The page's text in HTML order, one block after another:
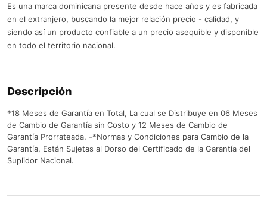
Es una marca dominicana presente desde hace años y es fabricada
en el extranjero, buscando la mejor relación precio - calidad, y
siendo así un producto confiable a un precio asequible y disponible
en todo el territorio nacional.
Descripción
*18 Meses de Garantía en Total, La cual se Distribuye en 06 Meses
de Cambio de Garantía sin Costo y 12 Meses de Cambio de
Garantía Prorrateada. -*Normas y Condiciones para Cambio de la
Garantía, Están Sujetas al Dorso del Certificado de la Garantía del
Suplidor Nacional.